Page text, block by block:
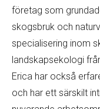
företag som
skogsbruk och
specialisering inom
landskapsekologi
Erica har också
och har ett särskilt